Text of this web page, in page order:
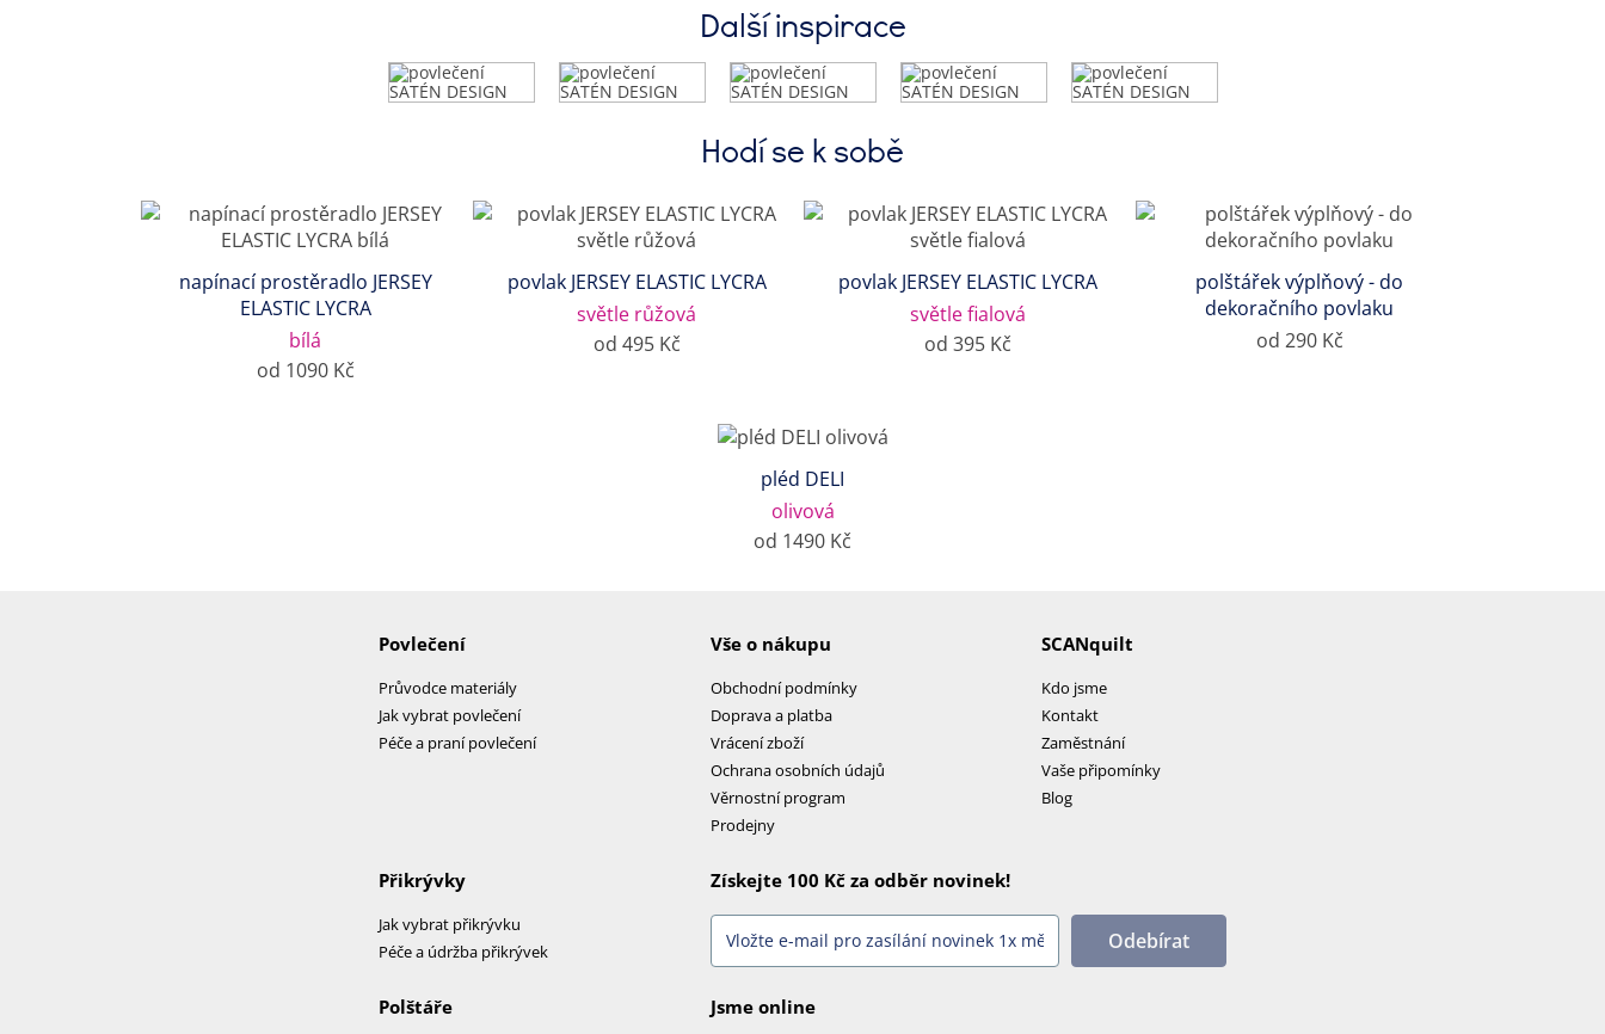
Další inspirace
Hodí se k sobě
napínací prostěradlo JERSEY
ELASTIC LYCRA
bílá
od 1090 Kč
povlak JERSEY ELASTIC LYCRA
světle růžová
od 495 Kč
povlak JERSEY ELASTIC LYCRA
světle fialová
od 395 Kč
polštářek výplňový - do
dekoračního povlaku
od 290 Kč
pléd DELI
olivová
od 1490 Kč
Povlečení
Průvodce materiály
Jak vybrat povlečení
Péče a praní povlečení
Vše o nákupu
Obchodní podmínky
Doprava a platba
Vrácení zboží
Ochrana osobních údajů
Věrnostní program
Prodejny
SCANquilt
Kdo jsme
Kontakt
Zaměstnání
Vaše připomínky
Blog
Přikrývky
Jak vybrat přikrývku
Péče a údržba přikrývek
Polštáře
Získejte 100 Kč za odběr novinek!
Odebírat
Jsme online